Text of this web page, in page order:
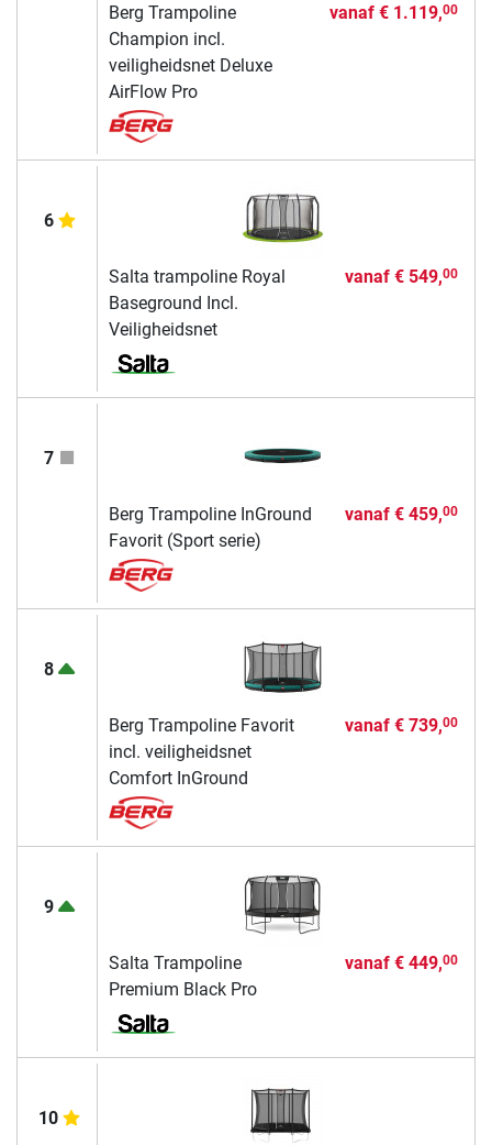
Berg Trampoline
Champion incl.
veiligheidsnet Deluxe
AirFlow Pro
vanaf € 1.119,00
6
Salta trampoline Royal
Baseground Incl.
Veiligheidsnet
vanaf € 549,00
7
Berg Trampoline InGround
Favorit (Sport serie)
vanaf € 459,00
8
Berg Trampoline Favorit
incl. veiligheidsnet
Comfort InGround
vanaf € 739,00
9
Salta Trampoline
Premium Black Pro
vanaf € 449,00
10